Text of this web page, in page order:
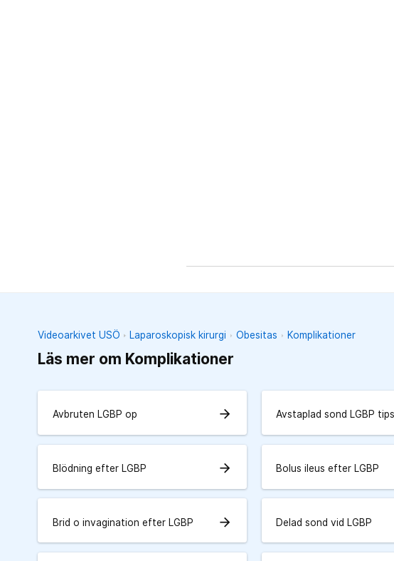
Videoarkivet USÖ Laparoskopisk kirurgi Obesitas Komplikationer
Läs mer om Komplikationer
Avbruten LGBP op arrow_forward Avstaplad sond LGBP tips
Blödning efter LGBP arrow_forward Bolus ileus efter LGBP
Brid o invagination efter LGBP arrow_forward Delad sond vid LGBP